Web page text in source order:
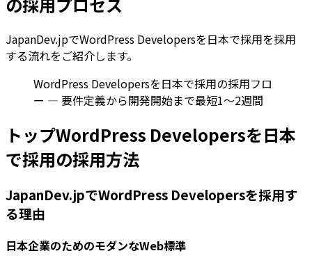
JapanDev.jpでWordPress Developersを日本で採用を採用
する流れをご紹介します。
WordPress Developersを日本で採用の採用フロ
ー — 要件定義から開発開始まで最短1〜2週間
トップWordPress Developersを日本
で採用の採用方法
JapanDev.jpでWordPress Developersを採用す
る理由
日本企業のためのモダンなWeb標準